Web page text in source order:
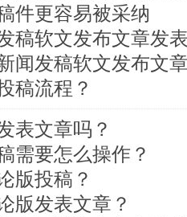
件更容易被采纳
稿软文发布文章发
闻发稿软文发布文
稿流程？
表文章吗？
需要怎么操作？
版投稿？
版发表文章？